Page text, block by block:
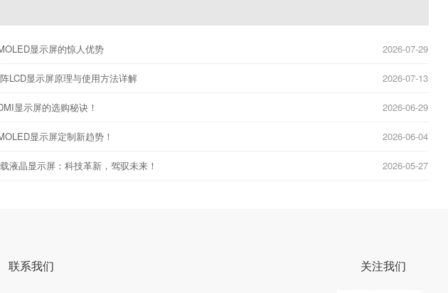
2026-07-29
显示屏的惊人优势
2026-07-13
LCD显示屏原理与使用方法详解
2026-06-29
显示屏的选购秘诀！
2026-06-04
显示屏定制新趋势！
2026-05-27
液晶显示屏：科技革新，驾驭未来！
联系我们 关注我们